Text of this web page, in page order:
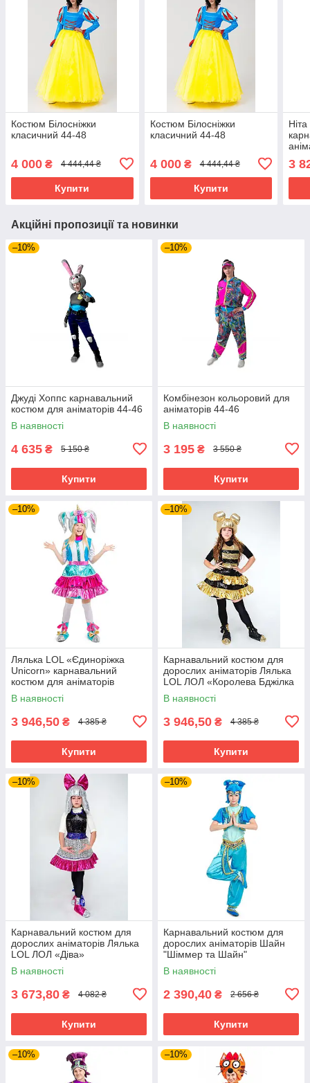
Костюм Білосніжки
класичний 44-48
4 000 ₴ 4 444,44 ₴
Купити
Костюм Білосніжки
класичний 44-48
4 000₴ 4 444,44 ₴
Купити
3
Акційні пропозиції та новинки
–10%
Джуді Хоппс карнавальний
костюм для аніматорів 44-46
В наявності
4 635 ₴ 5 150 ₴
Купити
–10%
Комбінезон кольоровий для
аніматорів 44-46
В наявності
3 195 ₴ 3 550 ₴
Купити
–10%
Лялька LOL «Єдиноріжка
Unicorn» карнавальний
костюм для аніматорів
В наявності
3 946,50 ₴ 4 385 ₴
Купити
–10%
Карнавальний костюм для
дорослих аніматорів Лялька
LOL ЛОЛ «Королева Бджілка
(Queen Bee)»
В наявності
3 946,50 ₴ 4 385 ₴
Купити
–10%
Карнавальний костюм для
дорослих аніматорів Лялька
LOL ЛОЛ «Діва»
В наявності
3 673,80 ₴ 4 082 ₴
Купити
–10%
Карнавальний костюм для
дорослих аніматорів Шайн
"Шіммер та Шайн"
В наявності
2 390,40 ₴ 2 656 ₴
Купити
–10% –10%